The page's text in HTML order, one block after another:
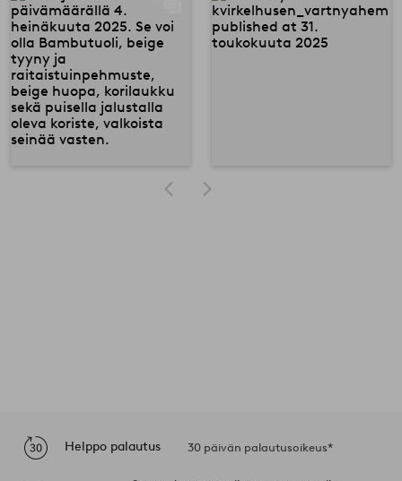
Helppo palautus 30 päivän palautusoikeus*